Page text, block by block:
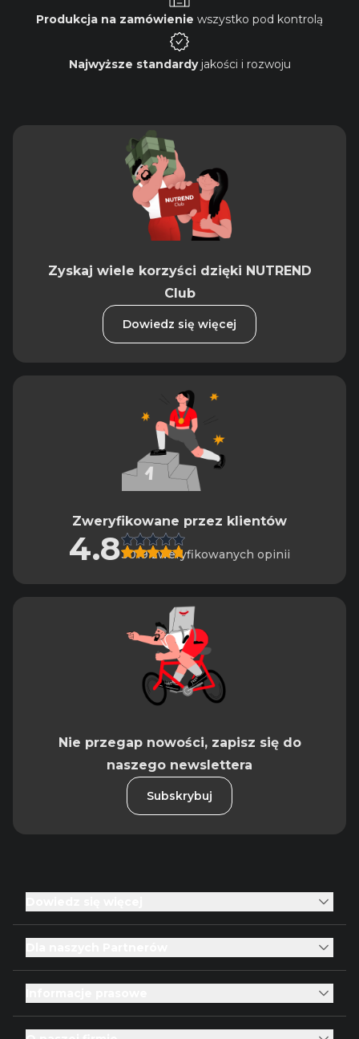
Produkcja na zamówienie wszystko pod kontrolą
Najwyższe standardyjakości i rozwoju
Zyskaj wiele korzyści dzięki NUTREND
Club
Dowiedz się więcej
Zweryfikowane przez klientów
4.83019 zweryfikowanych opinii
Nie przegap nowości, zapisz się do
naszego newslettera
Subskrybuj